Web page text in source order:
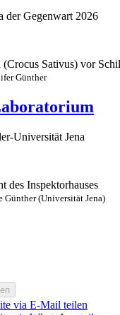
der Gegenwart 2026
Günther
Universität Jena
Günther (Universität Jena)
via E-Mail teilen